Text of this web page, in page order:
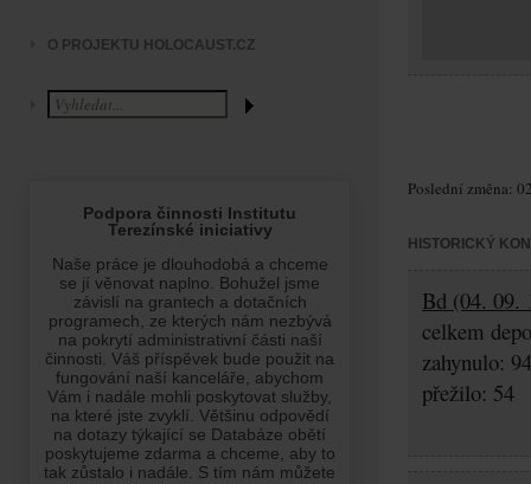
O PROJEKTU HOLOCAUST.CZ
Poslední změna:
HISTORICKÝ
Bd (04. 09.
celkem
zahynulo:
přežilo: 54